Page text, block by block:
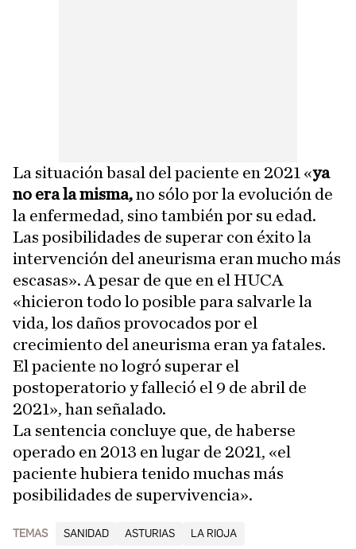
La situación basal del paciente en 2021 «ya
no era la misma,no sólo por la evolución de
la enfermedad, sino también por su edad.
Las posibilidades de superar con éxito la
intervención del aneurisma eran mucho más
escasas». A pesar de que en el HUCA
«hicieron todo lo posible para salvarle la
vida, los daños provocados por el
crecimiento del aneurisma eran ya fatales.
El paciente no logró superar el
postoperatorio y falleció el 9 de abril de
2021», han señalado.
La sentencia concluye que, de haberse
operado en 2013 en lugar de 2021, «el
paciente hubiera tenido muchas más
posibilidades de supervivencia».
TEMAS SANIDAD ASTURIAS LA RIOJA